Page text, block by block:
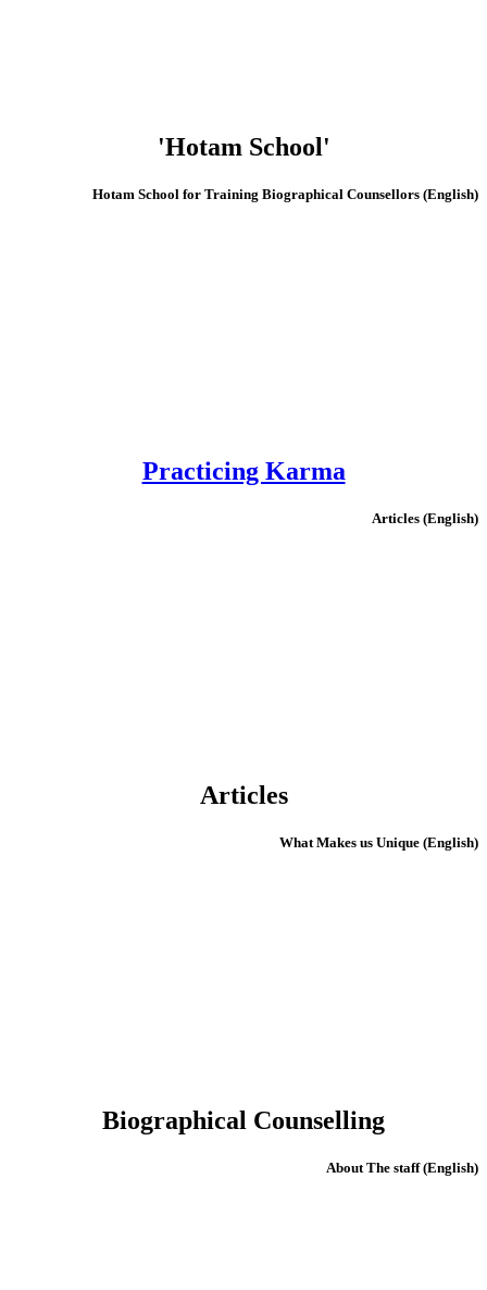
'Hotam School'
(English) Hotam School for Training Biographical Counsellors
Practicing Karma
(English) Articles
Articles
(English) What Makes us Unique
Biographical Counselling
(English) About The staff